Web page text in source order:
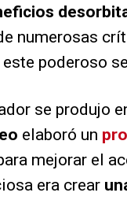
numerosas
poderoso
se produjo
elaboró un
mejorar el
era crear